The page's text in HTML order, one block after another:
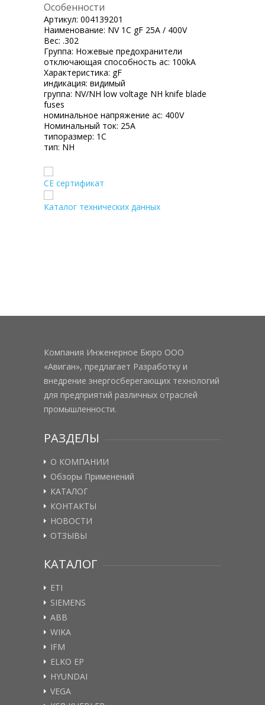
Особенности
Артикул: 004139201
Наименование: NV 1C gF 25A / 400V
Вес: .302
Группа: Ножевые предохранители
отключающая способность ac: 100kA
Характеристика: gF
индикация: видимый
группа: NV/NH low voltage NH knife blade
fuses
номинальное напряжение ac: 400V
Номинальный ток: 25A
типоразмер: 1C
тип: NH
CE сертификат
Каталог технических данных
Компания Инженерное Бюро ООО
«Авиган», предлагает Разработку и
внедрение энергосберегающих технологий
для предприятий различных отраслей
промышленности.
РАЗДЕЛЫ
О КОМПАНИИ
Обзоры Применений
КАТАЛОГ
КОНТАКТЫ
НОВОСТИ
ОТЗЫВЫ
КАТАЛОГ
ETI
SIEMENS
ABB
WIKA
IFM
ELKO EP
HYUNDAI
VEGA